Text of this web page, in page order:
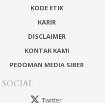
KODE ETIK
KARIR
DISCLAIMER
KONTAK KAMI
PEDOMAN MEDIA SIBER
Twitter